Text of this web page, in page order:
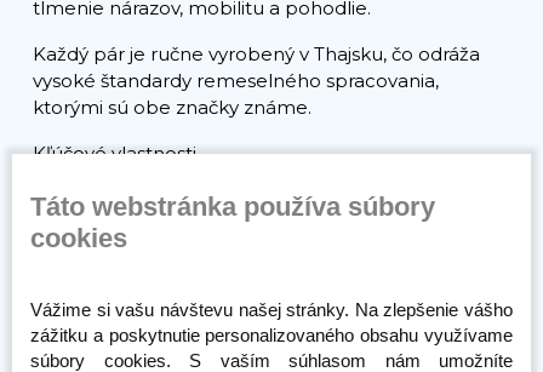
tlmenie nárazov, mobilitu a pohodlie.
Každý pár je ručne vyrobený v Thajsku, čo odráža
vysoké štandardy remeselného spracovania,
ktorými sú obe značky známe.
Kľúčové vlastnosti
Dizajn pod spoločnou značkou Fairtex a
Booster Fight Gear
Ľahká konštrukcia s vynikajúcou ochranou
Viacvrstvová, anatomicky tvarovaná penová
výplň
Bezpečné uchytenie s dvojitými suchými
Táto webstránka používa súbory
cookies
Vážime si vašu návštevu našej stránky. Na zlepšenie vášho
zážitku a poskytnutie personalizovaného obsahu využívame
súbory cookies. S vaším súhlasom nám umožníte